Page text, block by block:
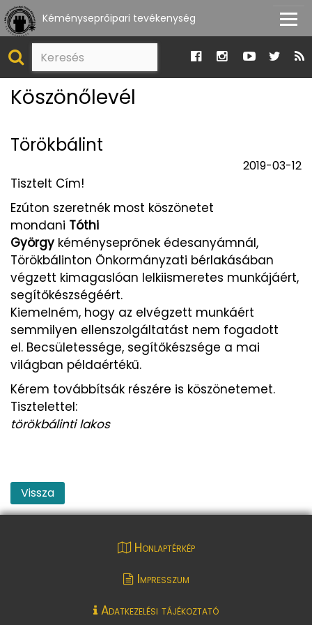
Kéményseprőipari tevékenység
Köszönőlevél
Törökbálint
2019-03-12
Tisztelt Cím!
Ezúton szeretnék most köszönetet
mondani Tóthi
György kéményseprőnek édesanyámnál,
Törökbálinton Önkormányzati bérlakásában
végzett kimagaslóan lelkiismeretes munkájáért,
segítőkészségéért.
Kiemelném, hogy az elvégzett munkáért
semmilyen ellenszolgáltatást nem fogadott
el. Becsületessége, segítőkészsége a mai
világban példaértékű.
Kérem továbbítsák részére is köszönetemet.
Tisztelettel:
törökbálinti lakos
Vissza
Honlaptérkép
Impresszum
Adatkezelési tájékoztató